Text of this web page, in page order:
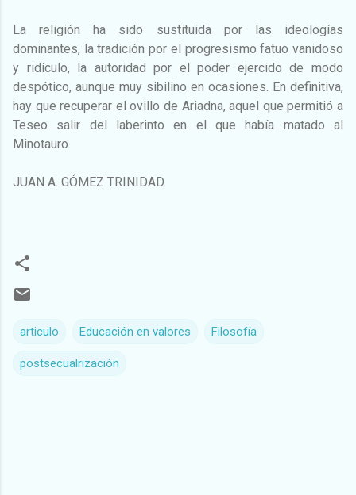
La religión ha sido sustituida por las ideologías
dominantes, la tradición por el progresismo fatuo vanidoso
y ridículo, la autoridad por el poder ejercido de modo
despótico, aunque muy sibilino en ocasiones. En definitiva,
hay que recuperar el ovillo de Ariadna, aquel que permitió a
Teseo salir del laberinto en el que había matado al
Minotauro.
JUAN A. GÓMEZ TRINIDAD.
articulo Educación en valores Filosofía
postsecualrización